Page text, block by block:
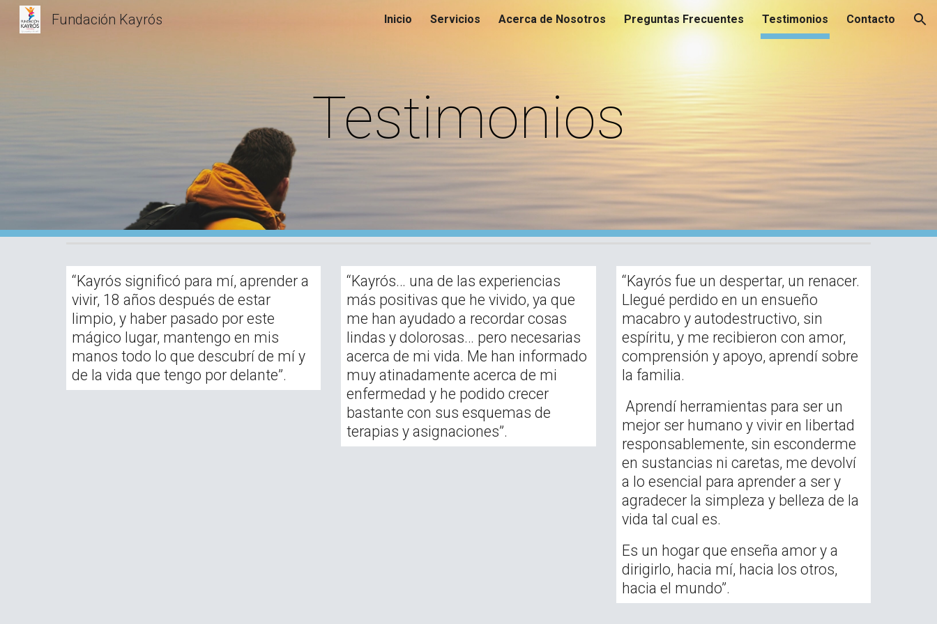
Skip to main content Skip to navigation
Fundación Kayrós Inicio Servicios Acerca de Nosotros Preguntas Frecuentes Testimonios Contacto
Testimonios
“Kayrós significó para mí, aprender a
vivir, 18 años después de estar
limpio, y haber pasado por este
mágico lugar, mantengo en mis
manos todo lo que descubrí de mí y
de la vida que tengo por delante”.
“Kayrós… una de las experiencias
más positivas que he vivido, ya que
me han ayudado a recordar cosas
lindas y dolorosas… pero necesarias
acerca de mi vida. Me han informado
muy atinadamente acerca de mi
enfermedad y he podido crecer
bastante con sus esquemas de
terapias y asignaciones”.
“Kayrós fue un despertar, un renacer.
Llegué perdido en un ensueño
macabro y autodestructivo, sin
espíritu, y me recibieron con amor,
comprensión y apoyo, aprendí sobre
la familia.
Aprendí herramientas para ser un
mejor ser humano y vivir en libertad
responsablemente, sin esconderme
en sustancias ni caretas, me devolví
a lo esencial para aprender a ser y
agradecer la simpleza y belleza de la
vida tal cual es.
Es un hogar que enseña amor y a
dirigirlo, hacia mí, hacia los otros,
hacia el mundo”.